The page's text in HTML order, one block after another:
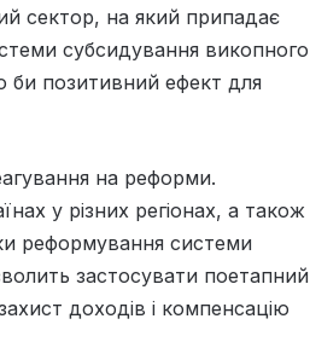
сектор, на який припадає
субсидування викопного
би позитивний ефект для
на реформи.
у різних регіонах, а також
реформування системи
застосувати поетапний
доходів і компенсацію